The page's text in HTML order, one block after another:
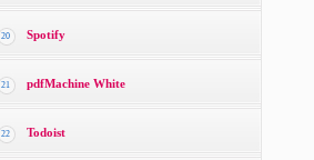
20 Spotify
21 pdfMachine White
22 Todoist